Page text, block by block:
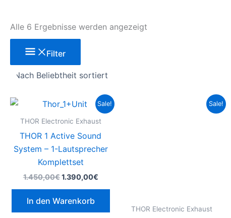
Alle 6 Ergebnisse werden angezeigt
Filter
Sale!
THOR Electronic Exhaust
THOR 1 Active Sound
System – 1-Lautsprecher
Komplettset
1.450,00€
Ursprünglicher
Preis
war:
1.390,00€
Aktueller
Preis
ist:
In den Warenkorb
Sale!
THOR Electronic Exhaust
Ursprünglicher
Preis